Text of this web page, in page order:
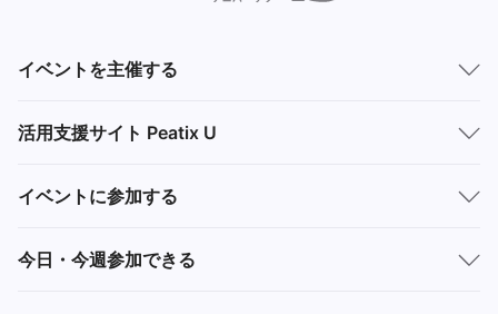
イベントを主催する
活用支援サイト Peatix U
イベントに参加する
今日・今週参加できる